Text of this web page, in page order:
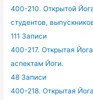
400-210. Открытой
студентов,
111 Записи
400-217. Открытая
аспектам Йоги.
48 Записи
400-218. Открытая